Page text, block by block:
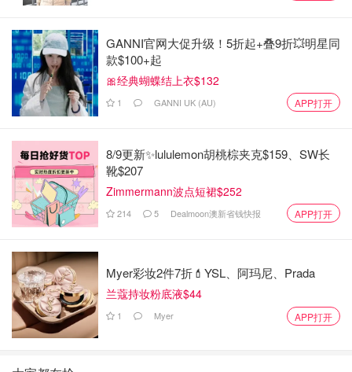
GANNI官网大促升级！5折起+叠9折💥明星同
款$100+起
🎀经典蝴蝶结上衣$132
1 GANNI UK (AU) APP打开
8/9更新✨lululemon胡桃棕夹克$159、SW长
靴$207
Zimmermann波点短裙$252
214 5 Dealmoon澳新省钱快报 APP打开
Myer彩妆2件7折💄YSL、阿玛尼、Prada
兰蔻持妆粉底液$44
1 Myer APP打开